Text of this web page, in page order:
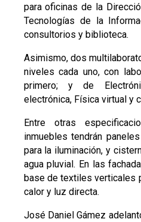
para oficinas de la
Tecnologías de la
consultorios y biblioteca.
Asimismo, dos
niveles cada uno, con
primero; y de
electrónica, Física virtual y
Entre otras
inmuebles tendrán
para la iluminación, y
agua pluvial. En las
base de textiles verticales
calor y luz directa.
José Daniel Gámez